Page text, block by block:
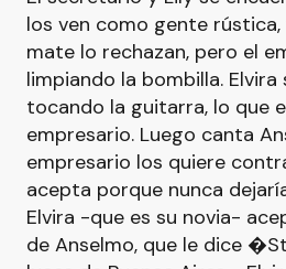
los ven como gente
mate lo rechazan, pero el
limpiando la bombilla.
tocando la guitarra, lo que
empresario. Luego canta
empresario los quiere
acepta porque nunca
Elvira -que es su novia-
de Anselmo, que le dice